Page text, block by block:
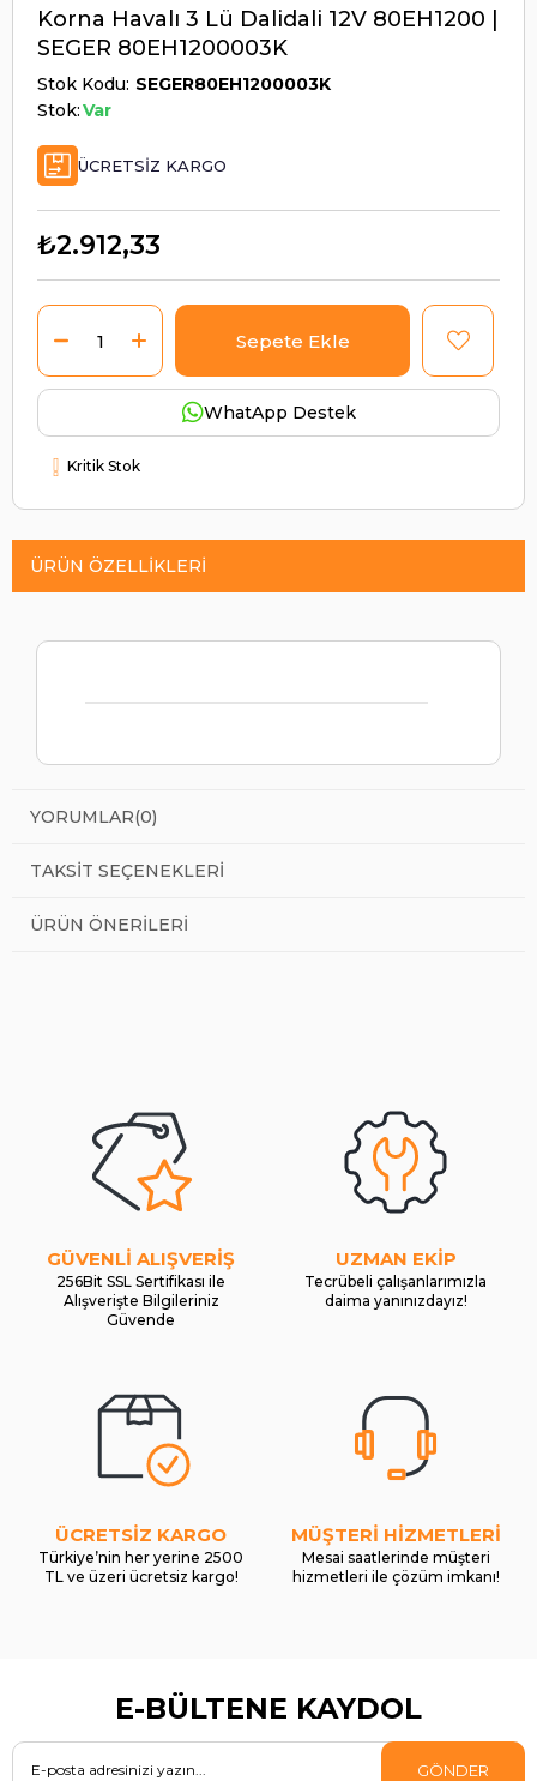
Korna Havalı 3 Lü Dalidali 12V 80EH1200 |
SEGER 80EH1200003K
Stok Kodu SEGER80EH1200003K
Stok:Var
ÜCRETSIZ KARGO
₺2.912,33
WhatApp Destek
Kritik Stok
ÜRÜN ÖZELLIKLERI
YORUMLAR(0)
TAKSIT SEÇENEKLERI
ÜRÜN ÖNERILERI
GÜVENLİ ALIŞVERİŞ
256Bit SSL Sertifikası ile
Alışverişte Bilgileriniz
Güvende
UZMAN EKİP
Tecrübeli çalışanlarımızla
daima yanınızdayız!
ÜCRETSİZ KARGO
Türkiye’nin her yerine 2500
TL ve üzeri ücretsiz kargo!
MÜŞTERİ HİZMETLERİ
Mesai saatlerinde müşteri
hizmetleri ile çözüm imkanı!
E-BÜLTENE KAYDOL
GÖNDER